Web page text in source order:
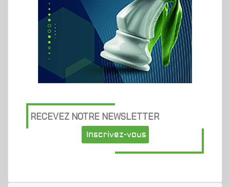
RECEVEZ NOTRE NEWSLETTER
Inscrivez-vous